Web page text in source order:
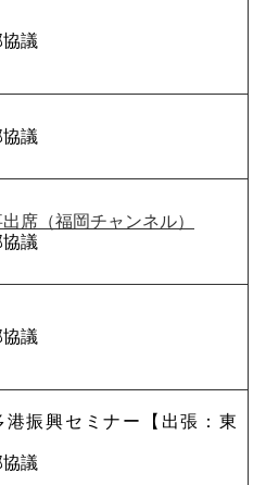
議
議
席（福岡チャンネル）
議
議
港振興セミナー【出張：東
議